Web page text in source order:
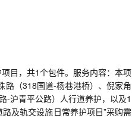
目，共1个包件。服务内容：本项
路（318国道-杨巷港桥）、倪家角
-沪青平公路）人行道养护，以及1
及轨交设施日常养护项目”采购需